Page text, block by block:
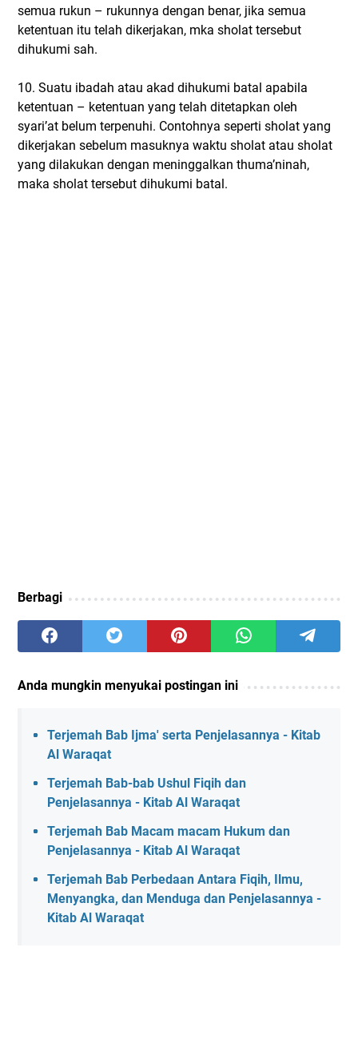
semua rukun – rukunnya dengan benar, jika semua
ketentuan itu telah dikerjakan, mka sholat tersebut
dihukumi sah.
10. Suatu ibadah atau akad dihukumi batal apabila
ketentuan – ketentuan yang telah ditetapkan oleh
syari’at belum terpenuhi. Contohnya seperti sholat yang
dikerjakan sebelum masuknya waktu sholat atau sholat
yang dilakukan dengan meninggalkan thuma’ninah,
maka sholat tersebut dihukumi batal.
Berbagi
Anda mungkin menyukai postingan ini
Terjemah Bab Ijma' serta Penjelasannya - Kitab
Al Waraqat
Terjemah Bab-bab Ushul Fiqih dan
Penjelasannya - Kitab Al Waraqat
Terjemah Bab Macam macam Hukum dan
Penjelasannya - Kitab Al Waraqat
Terjemah Bab Perbedaan Antara Fiqih, Ilmu,
Menyangka, dan Menduga dan Penjelasannya -
Kitab Al Waraqat